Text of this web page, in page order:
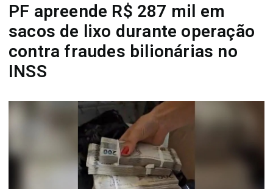
PF apreende R$ 287 mil em
sacos de lixo durante operação
contra fraudes bilionárias no
INSS